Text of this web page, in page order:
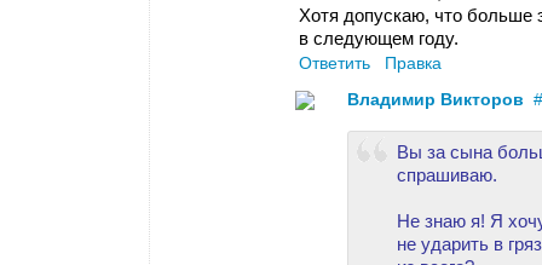
Хотя допускаю, что больше
в следующем году.
Ответить
Правка
Владимир Викторов #
Вы за сына
спрашиваю.
Не знаю я! Я
не ударить в